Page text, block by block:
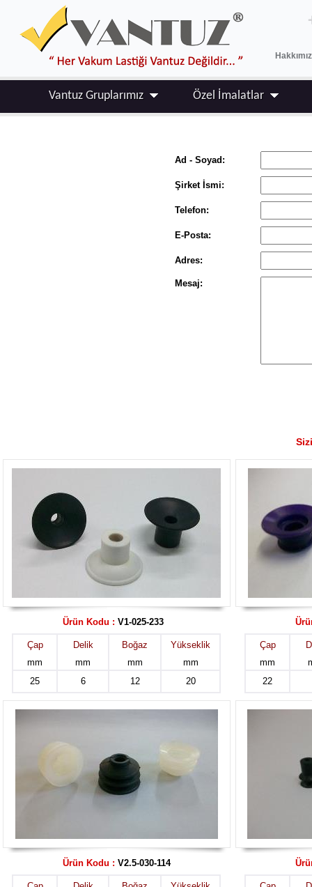
Vantuz Gruplarımız Özel İmalatlar
Ad - Soyad:
Şirket İsmi:
Telefon:
E-Posta:
Adres:
Mesaj:
Ürün Kodu : V1-025-233
Çap
mm
Delik
mm
Boğaz
mm
Yükseklik
mm
25
6 12 20
Çap
mm
22
Ürün Kodu : V2.5-030-114